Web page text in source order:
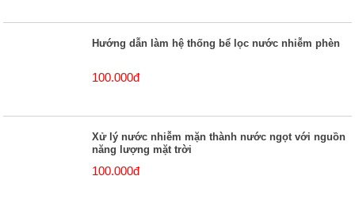
Hướng dẫn làm hệ thống bể lọc nước nhiễm phèn
100.000đ
Xử lý nước nhiễm mặn thành nước ngọt với nguồn
năng lượng mặt trời
100.000đ